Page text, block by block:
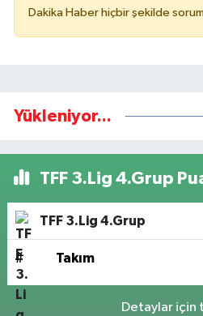
Dakika Haber hiçbir şekilde
Yükleniyor...
TFF 3.Lig 4.Grup
TFF 3.Lig 4.Grup
# Takım
Detaylar için